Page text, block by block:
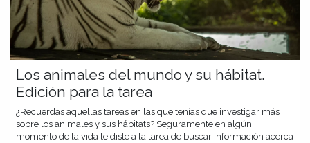
Los animales del mundo y su hábitat.
Edición para la tarea
¿Recuerdas aquellas tareas en las que tenías que investigar más
sobre los animales y sus hábitats? Seguramente en algún
momento de la vida te diste a la tarea de buscar información acerca